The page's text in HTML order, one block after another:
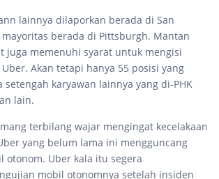
lainnya dilaporkan berada di San
mayoritas berada di Pittsburgh. Mantan
juga memenuhi syarat untuk mengisi
Akan tetapi hanya 55 posisi yang
setengah karyawan lainnya yang di-PHK
lain.
terbilang wajar mengingat kecelakaan
yang belum lama ini mengguncang
otonom. Uber kala itu segera
mobil otonomnya setelah insiden